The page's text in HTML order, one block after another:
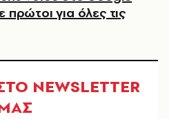
πρώτοι για όλες τις
NEWSLETTER